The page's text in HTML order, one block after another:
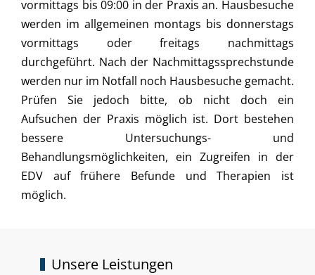
vormittags bis 09:00 in der Praxis an. Hausbesuche
werden im allgemeinen montags bis donnerstags
vormittags oder freitags nachmittags
durchgeführt. Nach der Nachmittagssprechstunde
werden nur im Notfall noch Hausbesuche gemacht.
Prüfen Sie jedoch bitte, ob nicht doch ein
Aufsuchen der Praxis möglich ist. Dort bestehen
bessere Untersuchungs- und
Behandlungsmöglichkeiten, ein Zugreifen in der
EDV auf frühere Befunde und Therapien ist
möglich.
Unsere Leistungen